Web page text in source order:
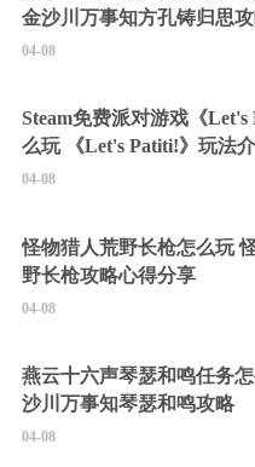
金沙川万事知方孔铸归思
04-08
Steam免费派对游戏《Let's
么玩 《Let's Patiti!》玩法
04-08
怪物猎人荒野长枪怎么玩
野长枪攻略心得分享
04-08
燕云十六声琴瑟和鸣任务
沙川万事知琴瑟和鸣攻略
04-08